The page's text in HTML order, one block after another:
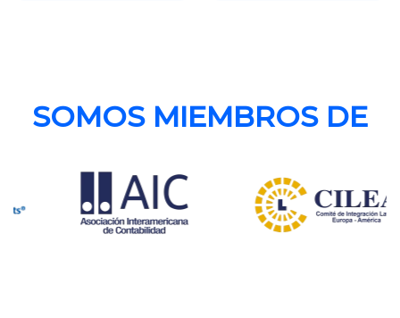
SOMOS MIEMBROS DE